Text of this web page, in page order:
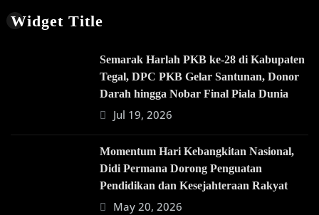
Widget Title
Semarak Harlah PKB ke-28 di Kabupaten
Tegal, DPC PKB Gelar Santunan, Donor
Darah hingga Nobar Final Piala Dunia
Jul 19, 2026
Momentum Hari Kebangkitan Nasional,
Didi Permana Dorong Penguatan
Pendidikan dan Kesejahteraan Rakyat
May 20, 2026